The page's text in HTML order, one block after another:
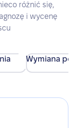
różnić się,
i wycenę
Wymiana